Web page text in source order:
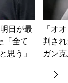
日が最
「全て
思う」
「オ
判さ
ガン